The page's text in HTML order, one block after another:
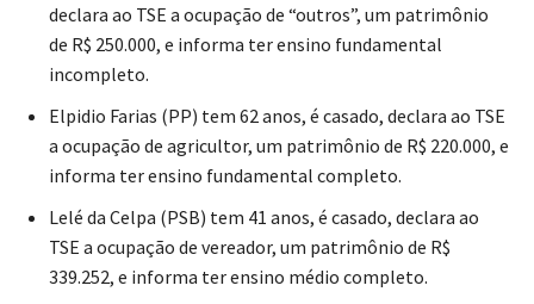
declara ao TSE a ocupação de “outros”, um patrimônio
de R$ 250.000, e informa ter ensino fundamental
incompleto.
Elpidio Farias (PP) tem 62 anos, é casado, declara ao TSE
a ocupação de agricultor, um patrimônio de R$ 220.000, e
informa ter ensino fundamental completo.
Lelé da Celpa (PSB) tem 41 anos, é casado, declara ao
TSE a ocupação de vereador, um patrimônio de R$
339.252, e informa ter ensino médio completo.